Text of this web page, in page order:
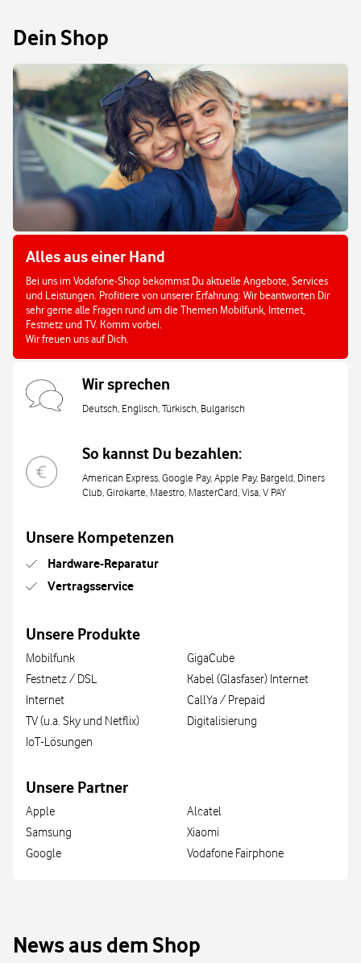
Dein Shop
Alles aus einer Hand
Bei uns im Vodafone-Shop bekommst Du aktuelle Angebote, Services
und Leistungen. Profitiere von unserer Erfahrung: Wir beantworten Dir
sehr gerne alle Fragen rund um die Themen Mobilfunk, Internet,
Festnetz und TV. Komm vorbei.
Wir freuen uns auf Dich.
Wir sprechen
Deutsch, Englisch, Türkisch, Bulgarisch
So kannst Du bezahlen:
American Express, Google Pay, Apple Pay, Bargeld, Diners
Club, Girokarte, Maestro, MasterCard, Visa, V PAY
Unsere Kompetenzen
Hardware-Reparatur
Vertragsservice
Unsere Produkte
Mobilfunk
Festnetz / DSL
Internet
TV (u.a. Sky und Netflix)
IoT-Lösungen
GigaCube
Kabel (Glasfaser) Internet
CallYa / Prepaid
Digitalisierung
Unsere Partner
Apple
Samsung
Google
Alcatel
Xiaomi
Vodafone Fairphone
News aus dem Shop